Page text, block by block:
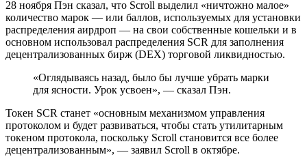
28 ноября Пэн сказал, что Scroll выделил «ничтожно малое»
количество марок — или баллов, используемых для установки
распределения аирдроп — на свои собственные кошельки и в
основном использовал распределения SCR для заполнения
децентрализованных бирж (DEX) торговой ликвидностью.
«Оглядываясь назад, было бы лучше убрать марки
для ясности. Урок усвоен», — сказал Пэн.
Токен SCR станет «основным механизмом управления
протоколом и будет развиваться, чтобы стать утилитарным
токеном протокола, поскольку Scroll становится все более
децентрализованным», — заявил Scroll в октябре.